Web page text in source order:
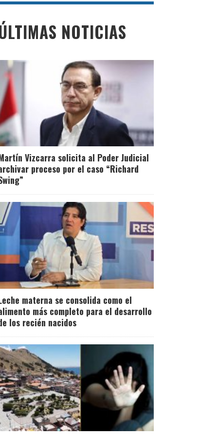
NOTICIAS
Vizcarra solicita al Poder Judicial
proceso por el caso “Richard
materna se consolida como el
más completo para el desarrollo
los recién nacidos